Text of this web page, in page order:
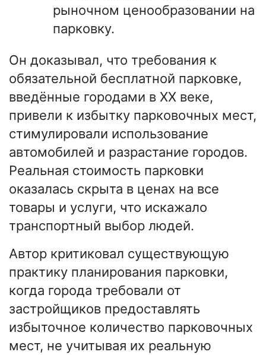
рыночном ценообразовании на
парковку.
Он доказывал, что требования к
обязательной бесплатной парковке,
введённые городами в XX веке,
привели к избытку парковочных мест,
стимулировали использование
автомобилей и разрастание городов.
Реальная стоимость парковки
оказалась скрыта в ценах на все
товары и услуги, что искажало
транспортный выбор людей.
Автор критиковал существующую
практику планирования парковки,
когда города требовали от
застройщиков предоставлять
избыточное количество парковочных
мест, не учитывая их реальную